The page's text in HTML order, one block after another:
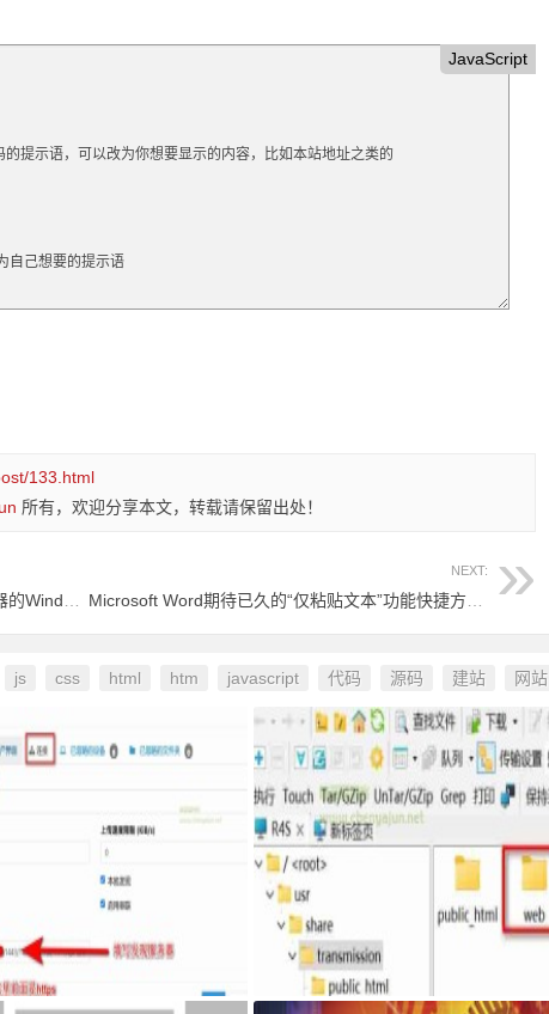
JavaScript
133.html
所有，欢迎分享本文，转载请保留出处！
NEXT:
js css html htm javascript 代码 源码 建站 网站
syncthing客户端，自己私有sy
服务器和中继服务器
最新固件里transmission页面提示Could
n't find Transmission's web interface file
s错误